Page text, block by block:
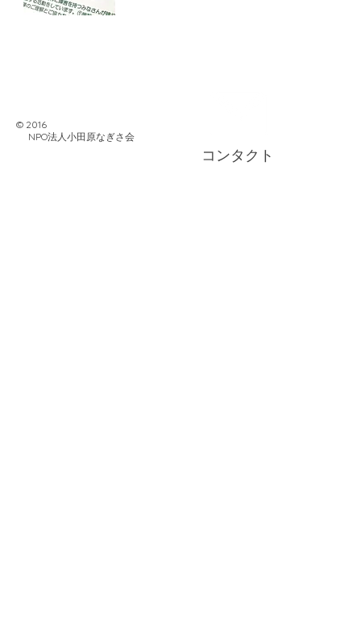
© 2016
NPO法人小田原なぎさ会
コンタクト